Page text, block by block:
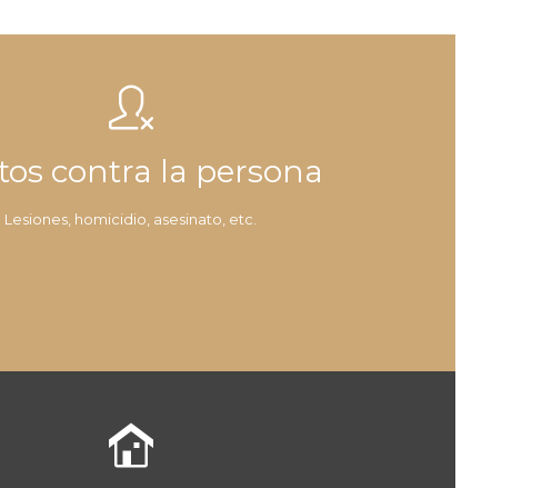

contra la persona
Lesiones, homicidio, asesinato, etc.
